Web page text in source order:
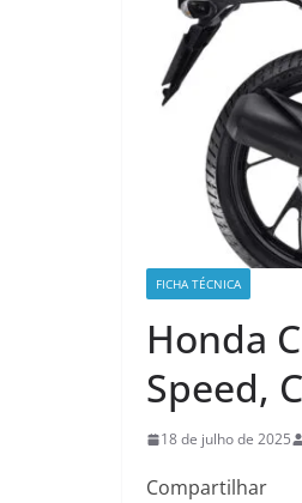
FICHA TÉCNICA
Honda
Speed,
18 de julho de 2025
Compartilhar